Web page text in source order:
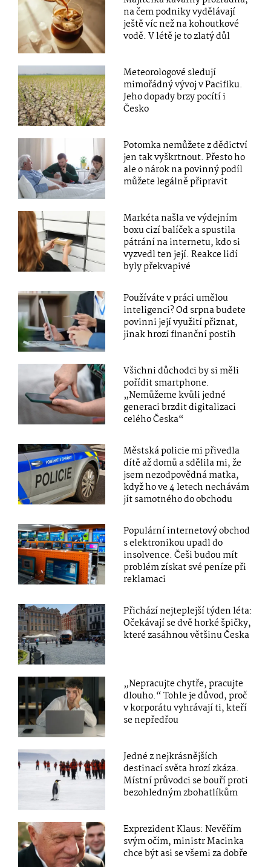
na čem podniky vydělávají
ještě víc než na kohoutkové
vodě. V létě je to zlatý důl
Meteorologové sledují
mimořádný vývoj v Pacifiku.
Jeho dopady brzy pocítí i
Česko
Potomka nemůžete z dědictví
jen tak vyškrtnout. Přesto ho
ale o nárok na povinný podíl
můžete legálně připravit
Markéta našla ve výdejním
boxu cizí balíček a spustila
pátrání na internetu, kdo si
vyzvedl ten její. Reakce lidí
byly překvapivé
Používáte v práci umělou
inteligenci? Od srpna budete
povinni její využití přiznat,
jinak hrozí finanční postih
Všichni důchodci by si měli
pořídit smartphone.
„Nemůžeme kvůli jedné
generaci brzdit digitalizaci
celého Česka“
Městská policie mi přivedla
dítě až domů a sdělila mi, že
jsem nezodpovědná matka,
když ho ve 4 letech nechávám
jít samotného do obchodu
Populární internetový obchod
s elektronikou upadl do
insolvence. Češi budou mít
problém získat své peníze při
reklamaci
Přichází nejteplejší týden léta:
Očekávají se dvě horké špičky,
které zasáhnou většinu Česka
„Nepracujte chytře, pracujte
dlouho.“ Tohle je důvod, proč
v korporátu vyhrávají ti, kteří
se nepředřou
Jedné z nejkrásnějších
destinací světa hrozí zkáza.
Místní průvodci se bouří proti
bezohledným zbohatlíkům
Exprezident Klaus: Nevěřím
svým očím, ministr Macinka
chce být asi se všemi za dobře